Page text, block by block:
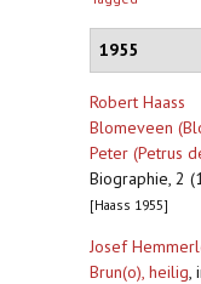
1955
Robert Haass
Blomeveen
Peter (Petrus
Biographie, 2
[Haass 1955]
Josef
Brun(o), heilig,